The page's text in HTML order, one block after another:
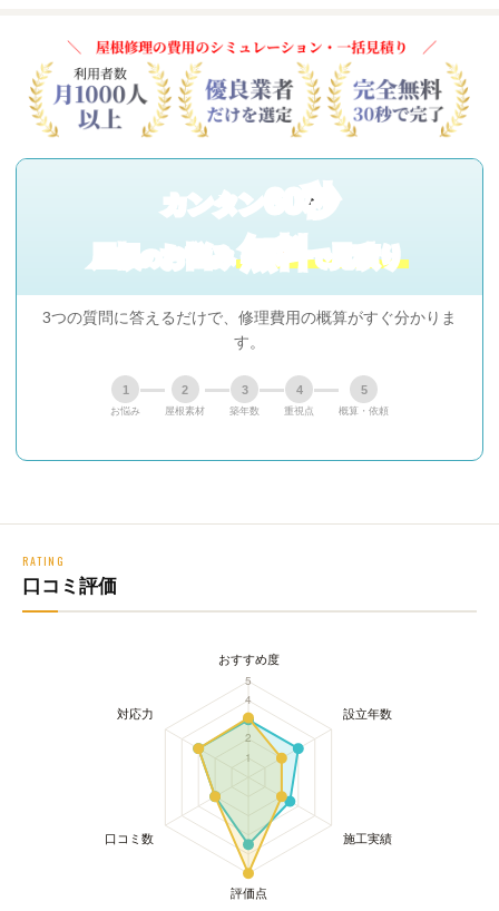
カンタン60秒
屋根 の お悩み無料で見積り
3つの質問に答えるだけで、修理費用の概算がすぐ分かりま
す。
1
お悩み
2
屋根素材
3
築年数
4
重視点
5
概算・依頼
RATING
口コミ評価